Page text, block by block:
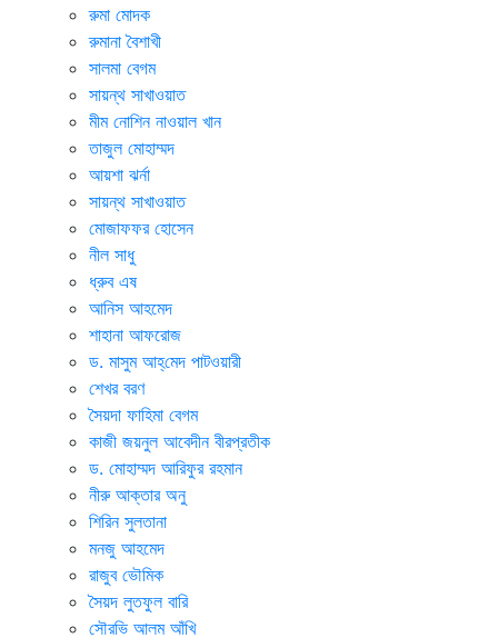
রুমা মোদক
রুমানা বৈশাখী
সালমা বেগম
সায়ন্থ সাখাওয়াত
মীম নোশিন নাওয়াল খান
তাজুল মোহাম্মদ
আয়শা ঝর্না
সায়ন্থ সাখাওয়াত
মোজাফফর হোসেন
নীল সাধু
ধ্রুব এষ
আনিস আহমেদ
শাহানা আফরোজ
ড. মাসুম আহ্‌মেদ পাটওয়ারী
শেখর বরণ
সৈয়দা ফাহিমা বেগম
কাজী জয়নুল আবেদীন বীরপ্রতীক
ড. মোহাম্মদ আরিফুর রহমান
নীরু আক্তার অনু
শিরিন সুলতানা
মনজু আহমেদ
রাজুব ভৌমিক
সৈয়দ লুতফুল বারি
সৌরভি আলম আঁখি